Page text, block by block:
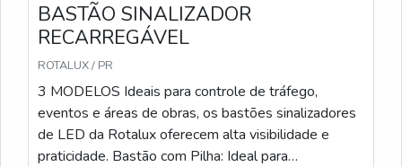
BASTÃO SINALIZADOR
RECARREGÁVEL
ROTALUX / PR
3 MODELOS Ideais para controle de tráfego,
eventos e áreas de obras, os bastões sinalizadores
de LED da Rotalux oferecem alta visibilidade e
praticidade. Bastão com Pilha: Ideal para